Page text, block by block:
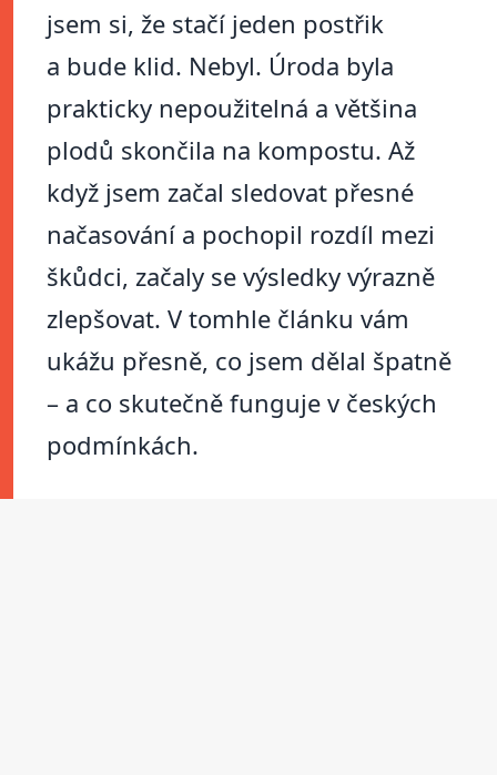
jsem si, že stačí jeden postřik
a bude klid. Nebyl. Úroda byla
prakticky nepoužitelná a většina
plodů skončila na kompostu. Až
když jsem začal sledovat přesné
načasování a pochopil rozdíl mezi
škůdci, začaly se výsledky výrazně
zlepšovat. V tomhle článku vám
ukážu přesně, co jsem dělal špatně
– a co skutečně funguje v českých
podmínkách.